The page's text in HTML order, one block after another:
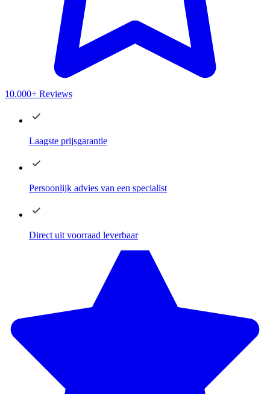
10.000+ Reviews
Laagste prijsgarantie
Persoonlijk advies van een specialist
Direct uit voorraad leverbaar